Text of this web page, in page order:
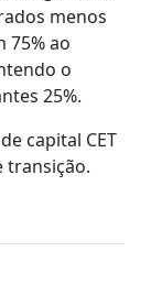
menos
75% ao
o
25%.
capital CET
transição.